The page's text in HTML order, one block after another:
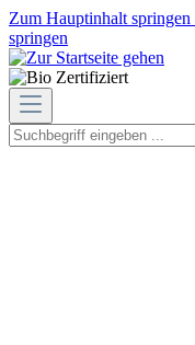
Zum Hauptinhalt springen
springen